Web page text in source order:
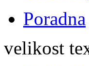
Poradna
velikost